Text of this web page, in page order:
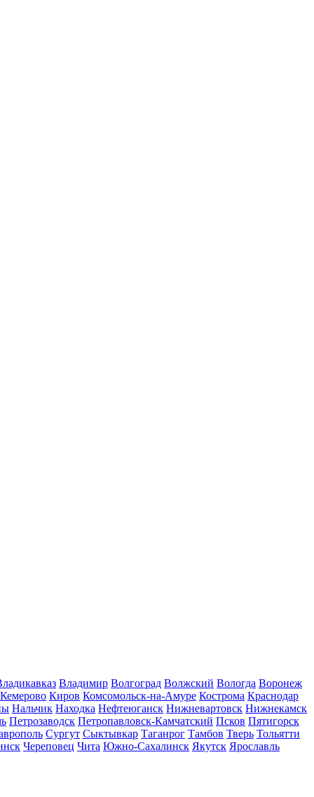
Владимир Волгоград Волжский Вологда Воронеж
Кемерово Киров Комсомольск-на-Амуре Кострома Краснодар
Нальчик Находка Нефтеюганск Нижневартовск Нижнекамск
Петрозаводск Петропавловск-Камчатский Псков Пятигорск
Сургут Сыктывкар Таганрог Тамбов Тверь Тольятти
Череповец Чита Южно-Сахалинск Якутск Ярославль